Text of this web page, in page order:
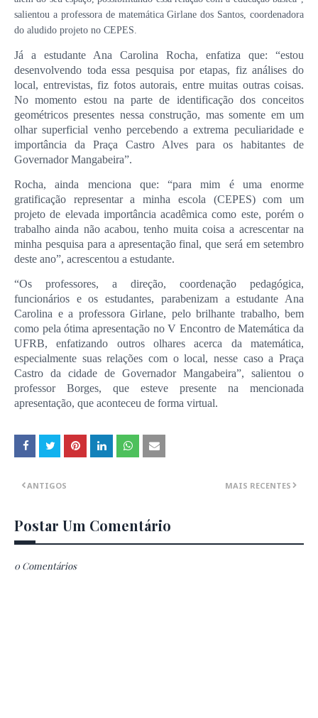
salientou a professora de matemática Girlane dos Santos, coordenadora
do aludido projeto no CEPES.
Já a estudante Ana Carolina Rocha, enfatiza que: “estou
desenvolvendo toda essa pesquisa por etapas, fiz análises do
local, entrevistas, fiz fotos autorais, entre muitas outras coisas.
No momento estou na parte de identificação dos conceitos
geométricos presentes nessa construção, mas somente em um
olhar superficial venho percebendo a extrema peculiaridade e
importância da Praça Castro Alves para os habitantes de
Governador Mangabeira”.
Rocha, ainda menciona que: “para mim é uma enorme
gratificação representar a minha escola (CEPES) com um
projeto de elevada importância acadêmica como este, porém o
trabalho ainda não acabou, tenho muita coisa a acrescentar na
minha pesquisa para a apresentação final, que será em setembro
deste ano”, acrescentou a estudante.
“Os professores, a direção, coordenação pedagógica,
funcionários e os estudantes, parabenizam a estudante Ana
Carolina e a professora Girlane, pelo brilhante trabalho, bem
como pela ótima apresentação no V Encontro de Matemática da
UFRB, enfatizando outros olhares acerca da matemática,
especialmente suas relações com o local, nesse caso a Praça
Castro da cidade de Governador Mangabeira”, salientou o
professor Borges, que esteve presente na mencionada
apresentação, que aconteceu de forma virtual.
MAIS RECENTES
ANTIGOS
Postar Um Comentário
0 Comentários